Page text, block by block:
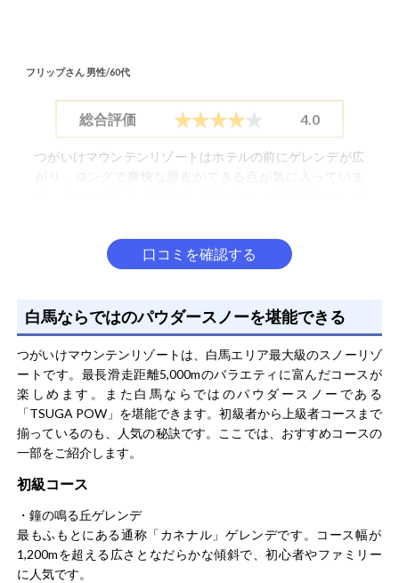
フリップさん 男性/60代
総合評価 4.0
つがいけマウンテンリゾートはホテルの前にゲレンデが広
がり、ロングで爽快な滑走ができる点が気に入っていま
後に飲み屋でくつろぐことができる場所があります。
もっと見る
909さん男性/50代
総合評価 4.0
非常に広大なスキー場で、多くのコースを楽しめました。
週末は混み合っていてリフトは15分待ちが普通です。施設
も充実しており、レストランやショップも豊富なのでショ
ッピングやグルメも楽しめるのでお気に入りのスキー場で
ことができ、バーでは、ビールやカクテル、ウィスキーな
ど様々な種類のドリンクが飲めて、夜間も営業しているの
で宴会などにも利用できました。
口コミを確認する
白馬ならではのパウダースノーを堪能できる
つがいけマウンテンリゾートは、白馬エリア最大級のスノーリゾ
ートです。最長滑走距離5,000mのバラエティに富んだコースが
楽しめます。また白馬ならではのパウダースノーである
「TSUGA POW」を堪能できます。初級者から上級者コースまで
揃っているのも、人気の秘訣です。ここでは、おすすめコースの
一部をご紹介します。
初級コース
・鐘の鳴る丘ゲレンデ
最もふもとにある通称「カネナル」ゲレンデです。コース幅が
1,200mを超える広さとなだらかな傾斜で、初心者やファミリー
に人気です。